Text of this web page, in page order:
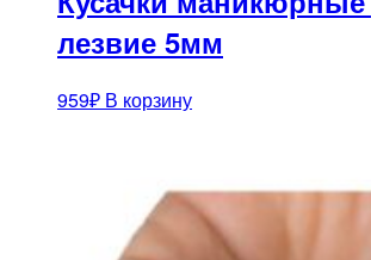
лезвие 5мм
959₽ В корзину